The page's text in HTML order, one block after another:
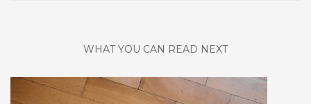
WHAT YOU CAN READ NEXT